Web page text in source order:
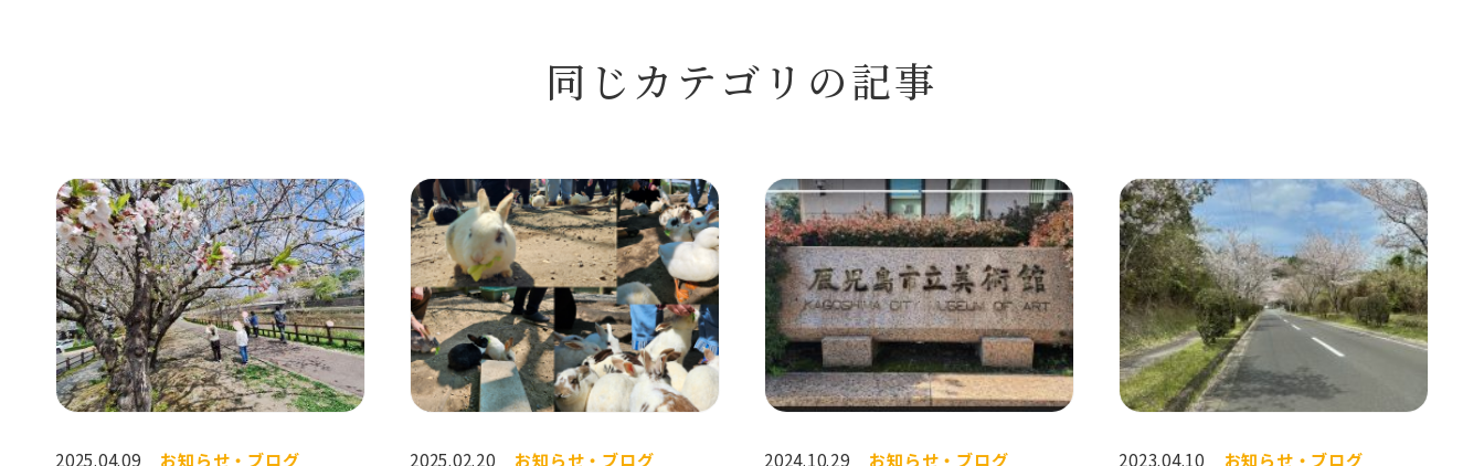
同じカテゴリの記事
2025.04.09 お知らせ・ブログ 2025.02.20 お知らせ・ブログ 2024.10.29 お知らせ・ブログ 2023.04.10 お知らせ・ブログ